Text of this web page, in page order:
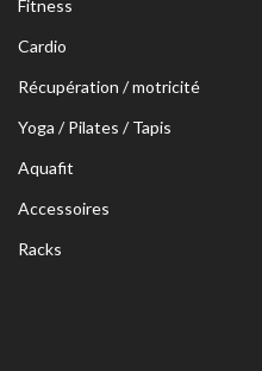
Fitness
Cardio
Récupération / motricité
Yoga / Pilates / Tapis
Aquafit
Accessoires
Racks